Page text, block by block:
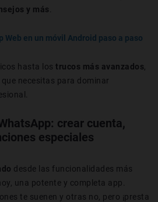
y más
Web en un móvil Android paso a paso
hasta los trucos más avanzados
necesitas para dominar
crear cuenta,
especiales
desde las funcionalidades más
una potente y completa app.
te suenen y otras no, pero ¡presta